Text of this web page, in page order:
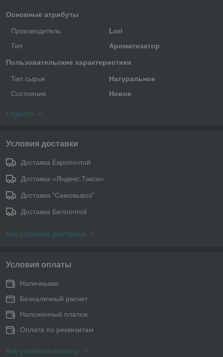
Основные атрибуты
Производитель
Lori
Тип
Ароматизатор
Пользовательские характеристики
Тип сырья
Натуральное
Состояние
Новое
Скрыть
Условия доставки
Доставка Европочтой
Доставка «Яндекс.Такси»
Доставка "Самовывоз"
Доставка Белпочтой
Все условия доставки
Условия оплаты
Наличными
Безналичный расчет
Наложенный платеж
Оплата по реквизитам
Все условия оплаты